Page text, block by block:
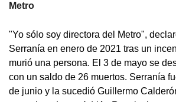
Metro
"Yo sólo soy directora del Metro",
Serranía en enero de 2021 tras un
murió una persona. El 3 de mayo se
con un saldo de 26 muertos. Serranía
de junio y la sucedió Guillermo